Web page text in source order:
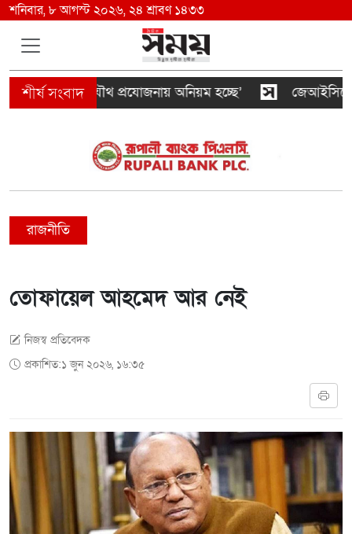
শনিবার, ৮ আগস্ট ২০২৬, ২৪ শ্রাবণ ১৪৩৩
মালিকদের যৌথ প্রযোজনায় অনিয়ম হচ্ছে’ জেআইসিতে
রাজনীতি
তোফায়েল আহমেদ আর নেই
নিজস্ব প্রতিবেদক
প্রকাশিত:১ জুন ২০২৬, ১৬:৩৫